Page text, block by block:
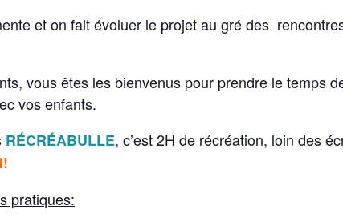
et on fait évoluer le projet au gré des
vous êtes les bienvenus pour prendre le temps
vos enfants.
RÉCRÉABULLE, c’est 2H de récréation, loin des
pratiques: